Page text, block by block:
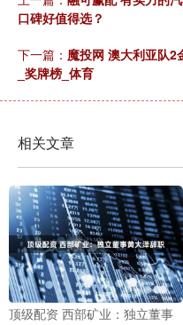
口碑好值得选？
下一篇： 魔投网 澳大利亚队2
_奖牌榜_体育
相关文章
顶级配资 西部矿业：独立董事